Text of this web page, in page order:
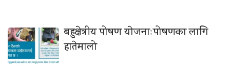
बहुक्षेत्रीय पोषण याेजनाःपोषणका लागि
हातेमालो